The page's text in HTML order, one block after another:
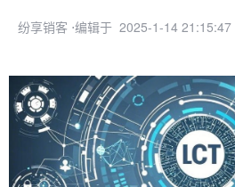
纷享销客 ⋅编辑于 2025-1-14 21:15:47